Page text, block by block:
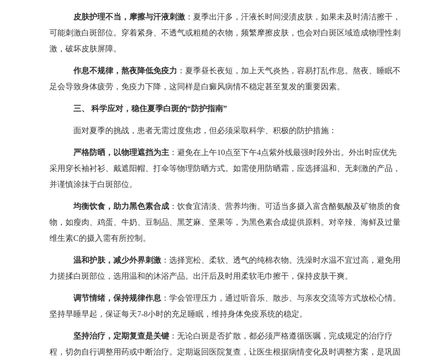
皮肤护理不当，摩擦与汗液刺激 ：夏季出汗多，汗液长时间浸渍皮肤，如果未及时清洁擦干，
可能刺激白斑部位。穿着紧身、不透气或粗糙的衣物，频繁摩擦皮肤，也会对白斑区域造成物理性刺
激，破坏皮肤屏障。
作息不规律，熬夜降低免疫力 ：夏季昼长夜短，加上天气炎热，容易打乱作息。熬夜、睡眠不
足会导致身体疲劳，免疫力下降，这同样是白癜风病情不稳定甚至复发的重要因素。
三、 科学应对，稳住夏季白斑的“防护指南”
面对夏季的挑战，患者无需过度焦虑，但必须采取科学、积极的防护措施：
严格防晒，以物理遮挡为主 ：避免在上午10点至下午4点紫外线最强时段外出。外出时应优先
采用穿长袖衬衫、戴遮阳帽、打伞等物理防晒方式。如需使用防晒霜，应选择温和、无刺激的产品，
并谨慎涂抹于白斑部位。
均衡饮食，助力黑色素合成 ：饮食宜清淡、营养均衡。可适当多摄入富含酪氨酸及矿物质的食
物，如瘦肉、鸡蛋、牛奶、豆制品、黑芝麻、坚果等，为黑色素合成提供原料。对辛辣、海鲜及过量
维生素C的摄入需有所控制。
温和护肤，减少外界刺激 ：选择宽松、柔软、透气的纯棉衣物。洗澡时水温不宜过高，避免用
力搓揉白斑部位，选用温和的沐浴产品。出汗后及时用柔软毛巾擦干，保持皮肤干爽。
调节情绪，保持规律作息 ：学会管理压力，通过听音乐、散步、与亲友交流等方式放松心情。
坚持早睡早起，保证每天7-8小时的充足睡眠，维持身体免疫系统的稳定。
坚持治疗，定期复查是关键 ：无论白斑是否扩散，都必须严格遵循医嘱，完成规定的治疗疗
程，切勿自行调整用药或中断治疗。定期返回医院复查，让医生根据病情变化及时调整方案，是巩固